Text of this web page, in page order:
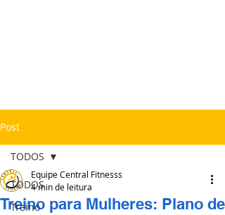
Post
TODOS
Treino
TODOS
Treino para Mulheres: Plano de
Equipe Central Fitnesss
4 min de leitura